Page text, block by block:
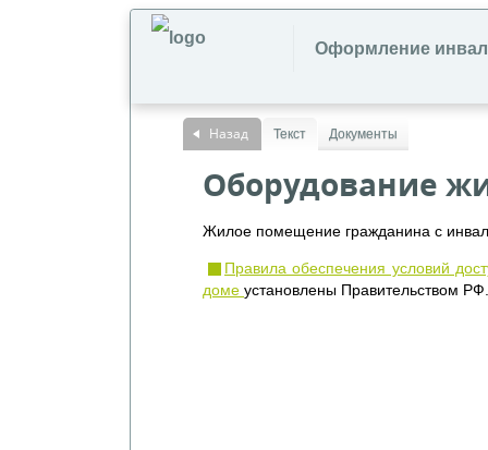
Оформление
Назад Текст Документы
Оборудование
Жилое помещение гражданина с
Правила обеспечения условий
доме установлены Правительством РФ.